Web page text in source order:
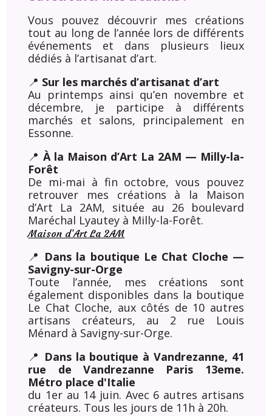
Vous pouvez découvrir mes créations
tout au long de l’année lors de différents
événements et dans plusieurs lieux
dédiés à l’artisanat d’art.
📍 Sur les marchés d’artisanat d’art
Au printemps ainsi qu’en novembre et
décembre, je participe à différents
marchés et salons, principalement en
Essonne.
📍À la Maison d’Art La 2AM — Milly-la-
Forêt
De mi-mai à fin octobre, vous pouvez
retrouver mes créations à la Maison
d’Art La 2AM, située au 26 boulevard
Maréchal Lyautey à Milly-la-Forêt.
Maison d’Art La 2AM
📍 Dans la boutique Le Chat Cloche —
Savigny-sur-Orge
Toute l’année, mes créations sont
également disponibles dans la boutique
Le Chat Cloche, aux côtés de 10 autres
artisans créateurs, au 2 rue Louis
Ménard à Savigny-sur-Orge.
📍 Dans la boutique à Vandrezanne, 41
rue de Vandrezanne Paris 13eme.
Métro place d'Italie
du 1er au 14 juin. Avec 6 autres artisans
créateurs. Tous les jours de 11h à 20h.